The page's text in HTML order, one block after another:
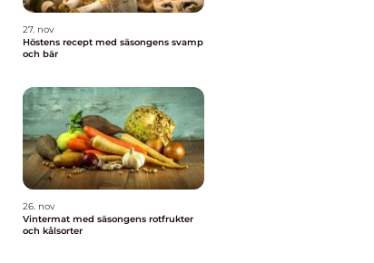
27. nov
Höstens recept med säsongens svamp
och bär
26. nov
Vintermat med säsongens rotfrukter
och kålsorter